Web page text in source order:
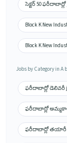
సెక్టర్ 50 ఫరీదాబాద్లో
Block K New
Block K New
Jobs by Category in A
ఫరీదాబాద్లో డెలివరీ
ఫరీదాబాద్లో
ఫరీదాబాద్లో తయారీ